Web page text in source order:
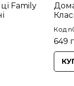
Family
Код
649